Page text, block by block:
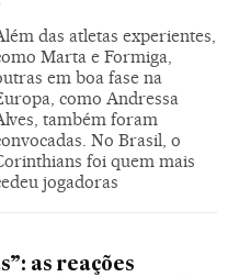
das atletas experientes,
Marta e Formiga,
em boa fase na
como Andressa
também foram
No Brasil, o
foi quem mais
jogadoras
as reações